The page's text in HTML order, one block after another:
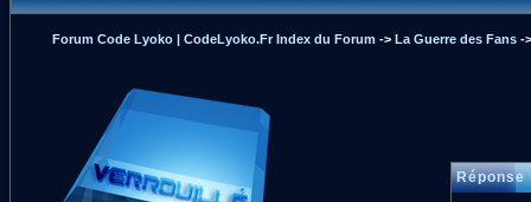
Forum Code Lyoko | CodeLyoko.Fr Index du Forum ->La Guerre des Fans -
Réponse